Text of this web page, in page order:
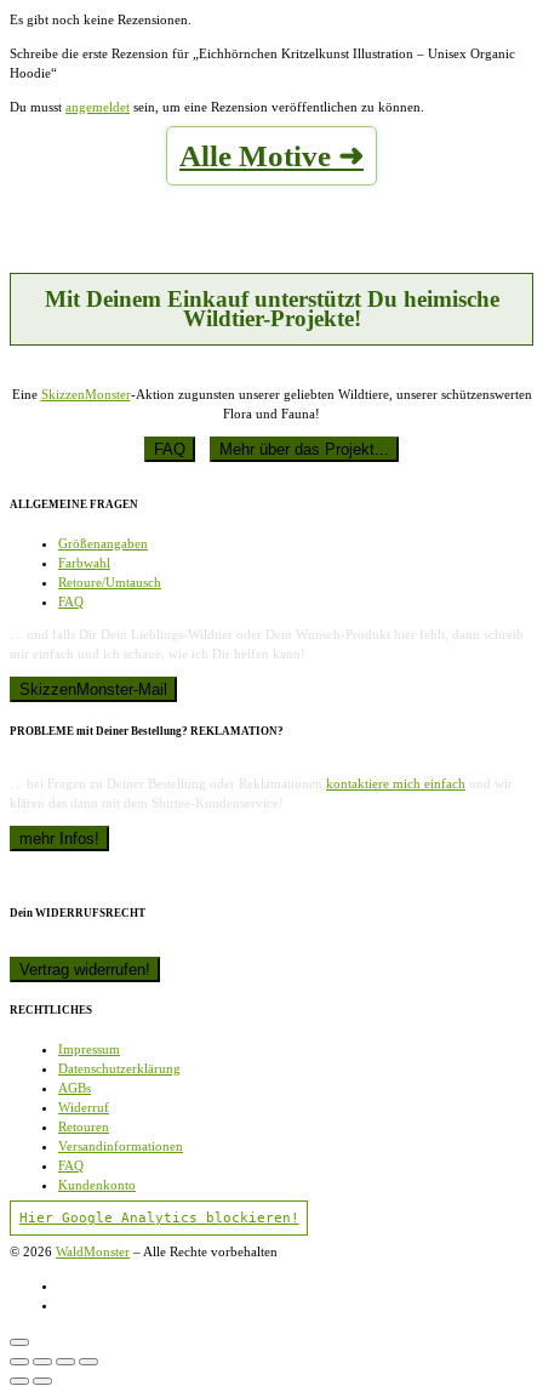
Es gibt noch keine Rezensionen.
Schreibe die erste Rezension für „Eichhörnchen Kritzelkunst Illustration – Unisex Organic
Hoodie“
Du musst angemeldet sein, um eine Rezension veröffentlichen zu können.
Alle Motive ➜
Mit Deinem Einkauf unterstützt Du heimische
Wildtier-Projekte!
Eine SkizzenMonster-Aktion zugunsten unserer geliebten Wildtiere, unserer schützenswerten
Flora und Fauna!
ALLGEMEINE FRAGEN
Größenangaben
Farbwahl
Retoure/Umtausch
FAQ
… und falls Dir Dein Lieblings-Wildtier oder Dein Wunsch-Produkt hier fehlt, dann schreib
mir einfach und ich schaue, wie ich Dir helfen kann!
PROBLEME mit Deiner Bestellung? REKLAMATION?
… bei Fragen zu Deiner Bestellung oder Reklamationen kontaktiere mich einfach und wir
klären das dann mit dem Shirtee-Kundenservice!
Dein WIDERRUFSRECHT
RECHTLICHES
Impressum
Datenschutzerklärung
AGBs
Widerruf
Retouren
Versandinformationen
FAQ
Kundenkonto
Hier Google Analytics blockieren!
© 2026 WaldMonster – Alle Rechte vorbehalten